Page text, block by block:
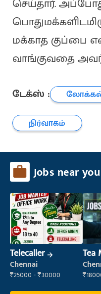
செய்தார்.
மக்காத குப்பை
வாங்குவதை
டேக்ஸ் :
நிர்வாகம்
Jobs near you
Telecaller
Chennai
₹25000 - ₹30000
Tea